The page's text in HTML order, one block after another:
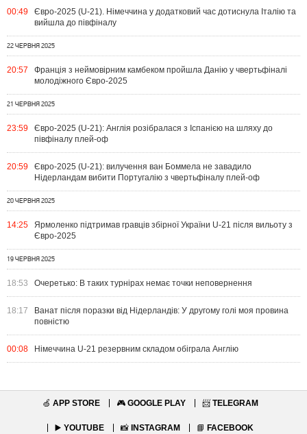
00:49
Євро-2025 (U-21). Німеччина у додатковий час дотиснула Італію та
вийшла до півфіналу
22 ЧЕРВНЯ 2025
20:57
Франція з неймовірним камбеком пройшла Данію у чвертьфіналі
молодіжного Євро-2025
21 ЧЕРВНЯ 2025
23:59
Євро-2025 (U-21): Англія розібралася з Іспанією на шляху до
півфіналу плей-оф
20:59
Євро-2025 (U-21): вилучення ван Боммела не завадило
Нідерландам вибити Португалію з чвертьфіналу плей-оф
20 ЧЕРВНЯ 2025
14:25
Ярмоленко підтримав гравців збірної України U-21 після вильоту з
Євро-2025
19 ЧЕРВНЯ 2025
18:53 Очеретько: В таких турнірах немає точки неповернення
18:17
Ванат після поразки від Нідерландів: У другому голі моя провина
повністю
00:08 Німеччина U-21 резервним складом обіграла Англію
🍏 APP STORE 🎮 GOOGLE PLAY 📨 TELEGRAM
▶️ YOUTUBE 📸 INSTAGRAM 📘 FACEBOOK